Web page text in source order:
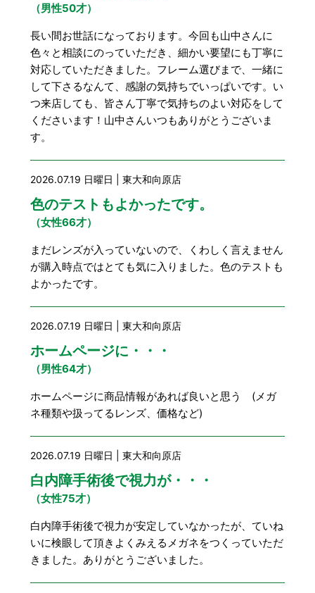
（男性50才）
長い間お世話になっております。今回も山中さんに
色々と相談にのっていただき、細かい要望にも丁寧に
対応していただきました。フレーム選びまで、一緒に
して下さるなんて、感謝の気持ちでいっぱいです。い
つ来店しても、皆さん丁寧で気持ちのよい対応をして
くださいます！山中さんいつもありがとうございま
す。
2026.07.19 日曜日 | 東大和向原店
色のテストもよかったです。
（女性66才）
まだレンズが入っていないので、くわしく言えません
が購入時点ではとても気に入りました。色のテストも
よかったです。
2026.07.19 日曜日 | 東大和向原店
ホームページに・・・
（男性64才）
ホームページに商品情報があれば良いと思う (メガ
ネ種類や扱ってるレンズ、価格など)
2026.07.19 日曜日 | 東大和向原店
白内障手術後で視力が・・・
（女性75才）
白内障手術後で視力が安定していなかったが、ていね
いに検眼して頂きよくみえるメガネをつくっていただ
きました。ありがとうございました。